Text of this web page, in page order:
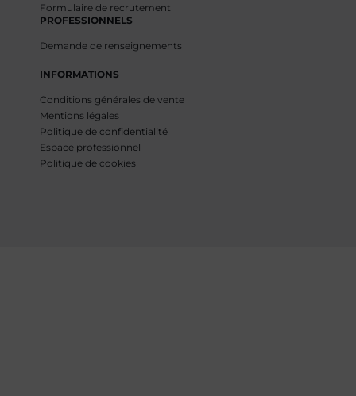
Formulaire de recrutement
PROFESSIONNELS
Demande de renseignements
INFORMATIONS
Conditions générales de vente
Mentions légales
Politique de confidentialité
Espace professionnel
Politique de cookies